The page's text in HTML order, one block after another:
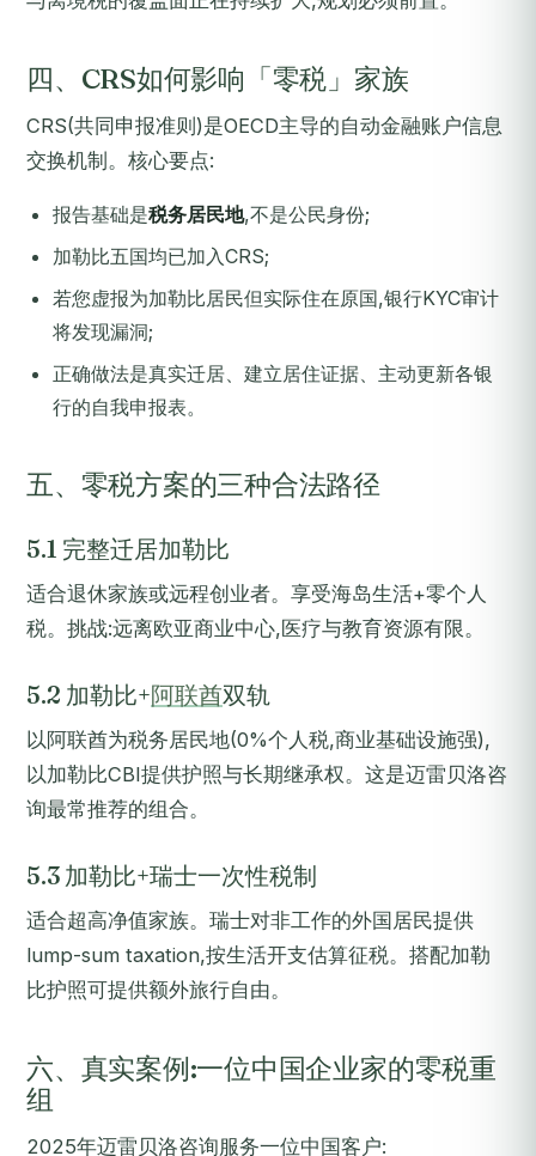
四、CRS如何影响「零税」家族
CRS(共同申报准则)是OECD主导的自动金融账户信息
交换机制。核心要点:
报告基础是税务居民地,不是公民身份;
加勒比五国均已加入CRS;
若您虚报为加勒比居民但实际住在原国,银行KYC审计
将发现漏洞;
正确做法是真实迁居、建立居住证据、主动更新各银
行的自我申报表。
五、零税方案的三种合法路径
5.1 完整迁居加勒比
适合退休家族或远程创业者。享受海岛生活+零个人
税。挑战:远离欧亚商业中心,医疗与教育资源有限。
5.2 加勒比+阿联酋双轨
以阿联酋为税务居民地(0%个人税,商业基础设施强),
以加勒比CBI提供护照与长期继承权。这是迈雷贝洛咨
询最常推荐的组合。
5.3 加勒比+瑞士一次性税制
适合超高净值家族。瑞士对非工作的外国居民提供
lump-sum taxation,按生活开支估算征税。搭配加勒
比护照可提供额外旅行自由。
六、真实案例:一位中国企业家的零税重
组
2025年迈雷贝洛咨询服务一位中国客户: